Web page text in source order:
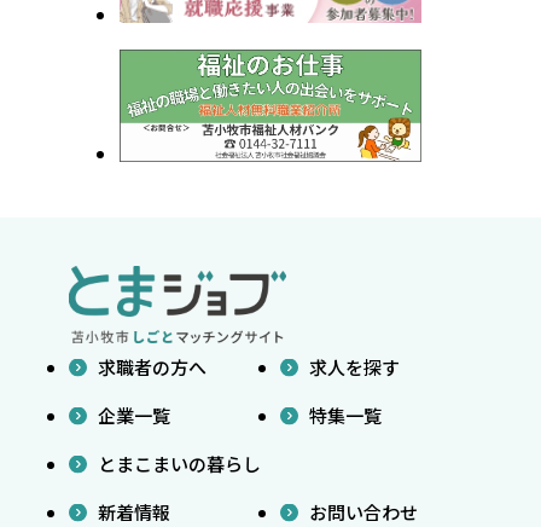
求職者の方へ
求人を探す
企業一覧
特集一覧
とまこまいの暮らし
新着情報
お問い合わせ